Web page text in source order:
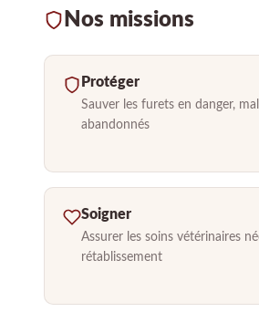
Nos missions
Protéger
Sauver les furets en danger,
abandonnés
Soigner
Assurer les soins vétérinaires
rétablissement